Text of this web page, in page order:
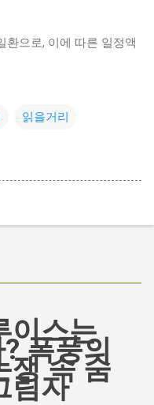
환으로, 이에 따른 일정액
읽을거리
이스는
폭풍의
쟁 속 숨
림자